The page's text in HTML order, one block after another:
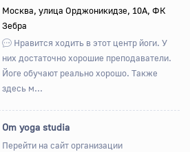
Москва, улица Орджоникидзе, 10А, ФК
Зебра
Нравится ходить в этот центр йоги. У
них достаточно хорошие преподаватели.
Йоге обучают реально хорошо. Также
здесь м...
Om yoga studia
Перейти на сайт организации